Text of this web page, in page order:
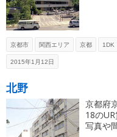
京都市 関西エリア 京都 1DK
2015年1月12日
北野
京都府
18の
写真や